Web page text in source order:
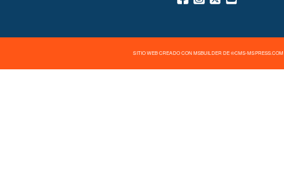
SITIO WEB CREADO CON MSBUILDER DE ®CMS-MSPRESS.COM